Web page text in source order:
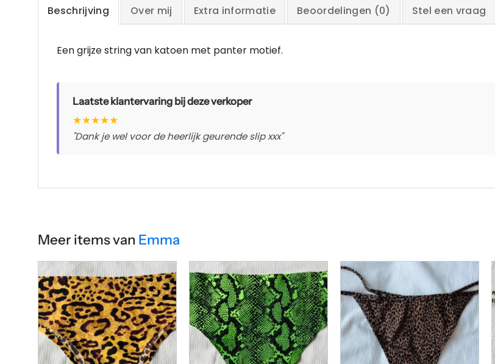
Beschrijving Over mij Extra informatie Beoordelingen (0) Stel een vraag
Een grijze string van katoen met panter motief.
Laatste klantervaring bij deze verkoper
★★★★★
"Dank je wel voor de heerlijk geurende slip xxx"
Meer items van Emma